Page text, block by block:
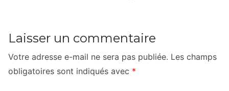
Laisser un commentaire
Votre adresse e-mail ne sera pas publiée. Les champs
obligatoires sont indiqués avec *